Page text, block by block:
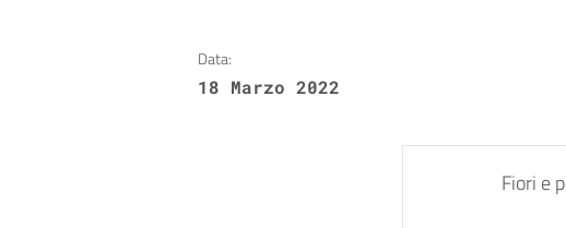
Data:
18 Marzo 2022
Fiori e